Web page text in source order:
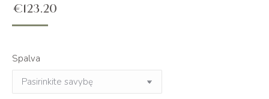
€123.20
Spalva